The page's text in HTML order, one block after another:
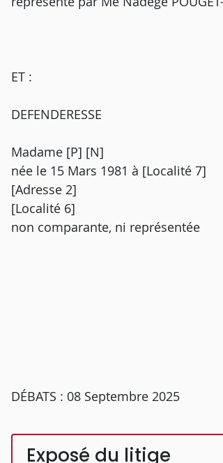
ET :
DEFENDERESSE
Madame [P] [N]
née le 15 Mars 1981 à [Localité 7]
[Adresse 2]
[Localité 6]
non comparante, ni représentée
DÉBATS : 08 Septembre 2025
Exposé du litige